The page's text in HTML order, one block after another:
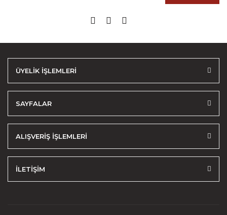
ÜYELİK İŞLEMLERİ
SAYFALAR
ALIŞVERİŞ İŞLEMLERİ
İLETİŞİM